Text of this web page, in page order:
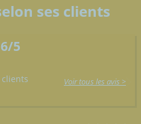
ses clients
5
clients Voir tous les avis >